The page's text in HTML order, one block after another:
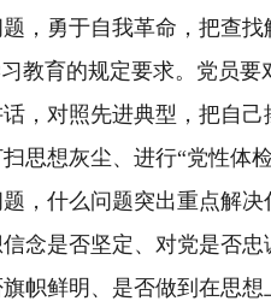
，勇于自我革命，把查找
教育的规定要求。党员要
，对照先进典型，把自己
思想灰尘、进行“党性体
，什么问题突出重点解决
念是否坚定、对党是否忠
帜鲜明、是否做到在思想